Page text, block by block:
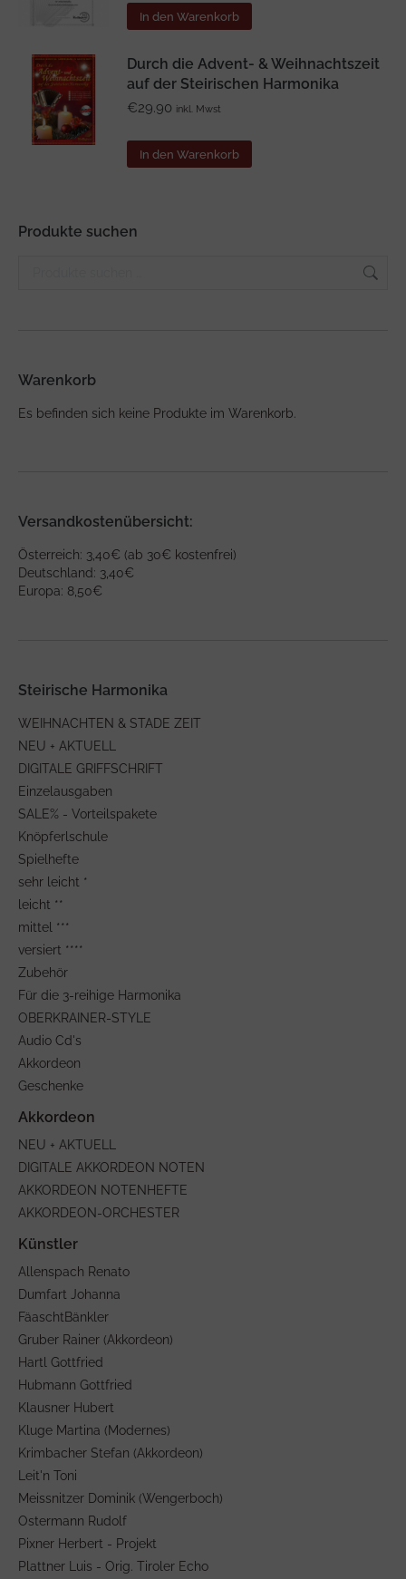
In den Warenkorb
Durch die Advent- & Weihnachtszeit
auf der Steirischen Harmonika
€29.90 inkl. Mwst
In den Warenkorb
Produkte suchen
Warenkorb
Es befinden sich keine Produkte im Warenkorb.
Versandkostenübersicht:
Österreich: 3,40€ (ab 30€ kostenfrei)
Deutschland: 3,40€
Europa: 8,50€
Steirische Harmonika
WEIHNACHTEN & STADE ZEIT
NEU + AKTUELL
DIGITALE GRIFFSCHRIFT
Einzelausgaben
SALE% - Vorteilspakete
Knöpferlschule
Spielhefte
sehr leicht *
leicht **
mittel ***
versiert ****
Zubehör
Für die 3-reihige Harmonika
OBERKRAINER-STYLE
Audio Cd's
Akkordeon
Geschenke
NEU + AKTUELL
DIGITALE AKKORDEON NOTEN
AKKORDEON NOTENHEFTE
AKKORDEON-ORCHESTER
Allenspach Renato
Dumfart Johanna
FäaschtBänkler
Gruber Rainer (Akkordeon)
Hartl Gottfried
Hubmann Gottfried
Klausner Hubert
Kluge Martina (Modernes)
Krimbacher Stefan (Akkordeon)
Leit'n Toni
Meissnitzer Dominik (Wengerboch)
Ostermann Rudolf
Pixner Herbert - Projekt
Plattner Luis - Orig. Tiroler Echo